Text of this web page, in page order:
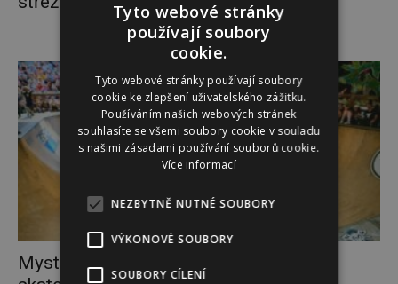
Mystic Sk8 Cup oslaví 30 let novým
Tyto webové stránky
používají soubory
cookie.
Tyto webové stránky používají soubory
cookie ke zlepšení uživatelského zážitku.
Používáním našich webových stránek
souhlasíte se všemi soubory cookie v souladu
s našimi zásadami používání souborů cookie.
Více informací
NEZBYTNĚ NUTNÉ SOUBORY
VÝKONOVÉ SOUBORY
SOUBORY CÍLENÍ